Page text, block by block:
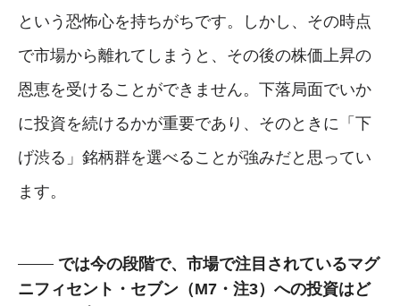
という恐怖心を持ちがちです。しかし、その時点
で市場から離れてしまうと、その後の株価上昇の
恩恵を受けることができません。下落局面でいか
に投資を続けるかが重要であり、そのときに「下
げ渋る」銘柄群を選べることが強みだと思ってい
ます。
では今の段階で、市場で注目されているマグ
ニフィセント・セブン（M7・注3）への投資はど